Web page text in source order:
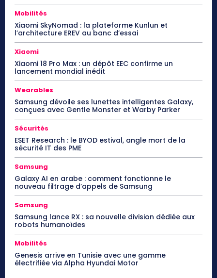
Mobilités
Xiaomi SkyNomad : la plateforme Kunlun et
l’architecture EREV au banc d’essai
Xiaomi
Xiaomi 18 Pro Max : un dépôt EEC confirme un
lancement mondial inédit
Wearables
Samsung dévoile ses lunettes intelligentes Galaxy,
conçues avec Gentle Monster et Warby Parker
Sécurités
ESET Research : le BYOD estival, angle mort de la
sécurité IT des PME
Samsung
Galaxy AI en arabe : comment fonctionne le
nouveau filtrage d’appels de Samsung
Samsung
Samsung lance RX : sa nouvelle division dédiée aux
robots humanoïdes
Mobilités
Genesis arrive en Tunisie avec une gamme
électrifiée via Alpha Hyundai Motor